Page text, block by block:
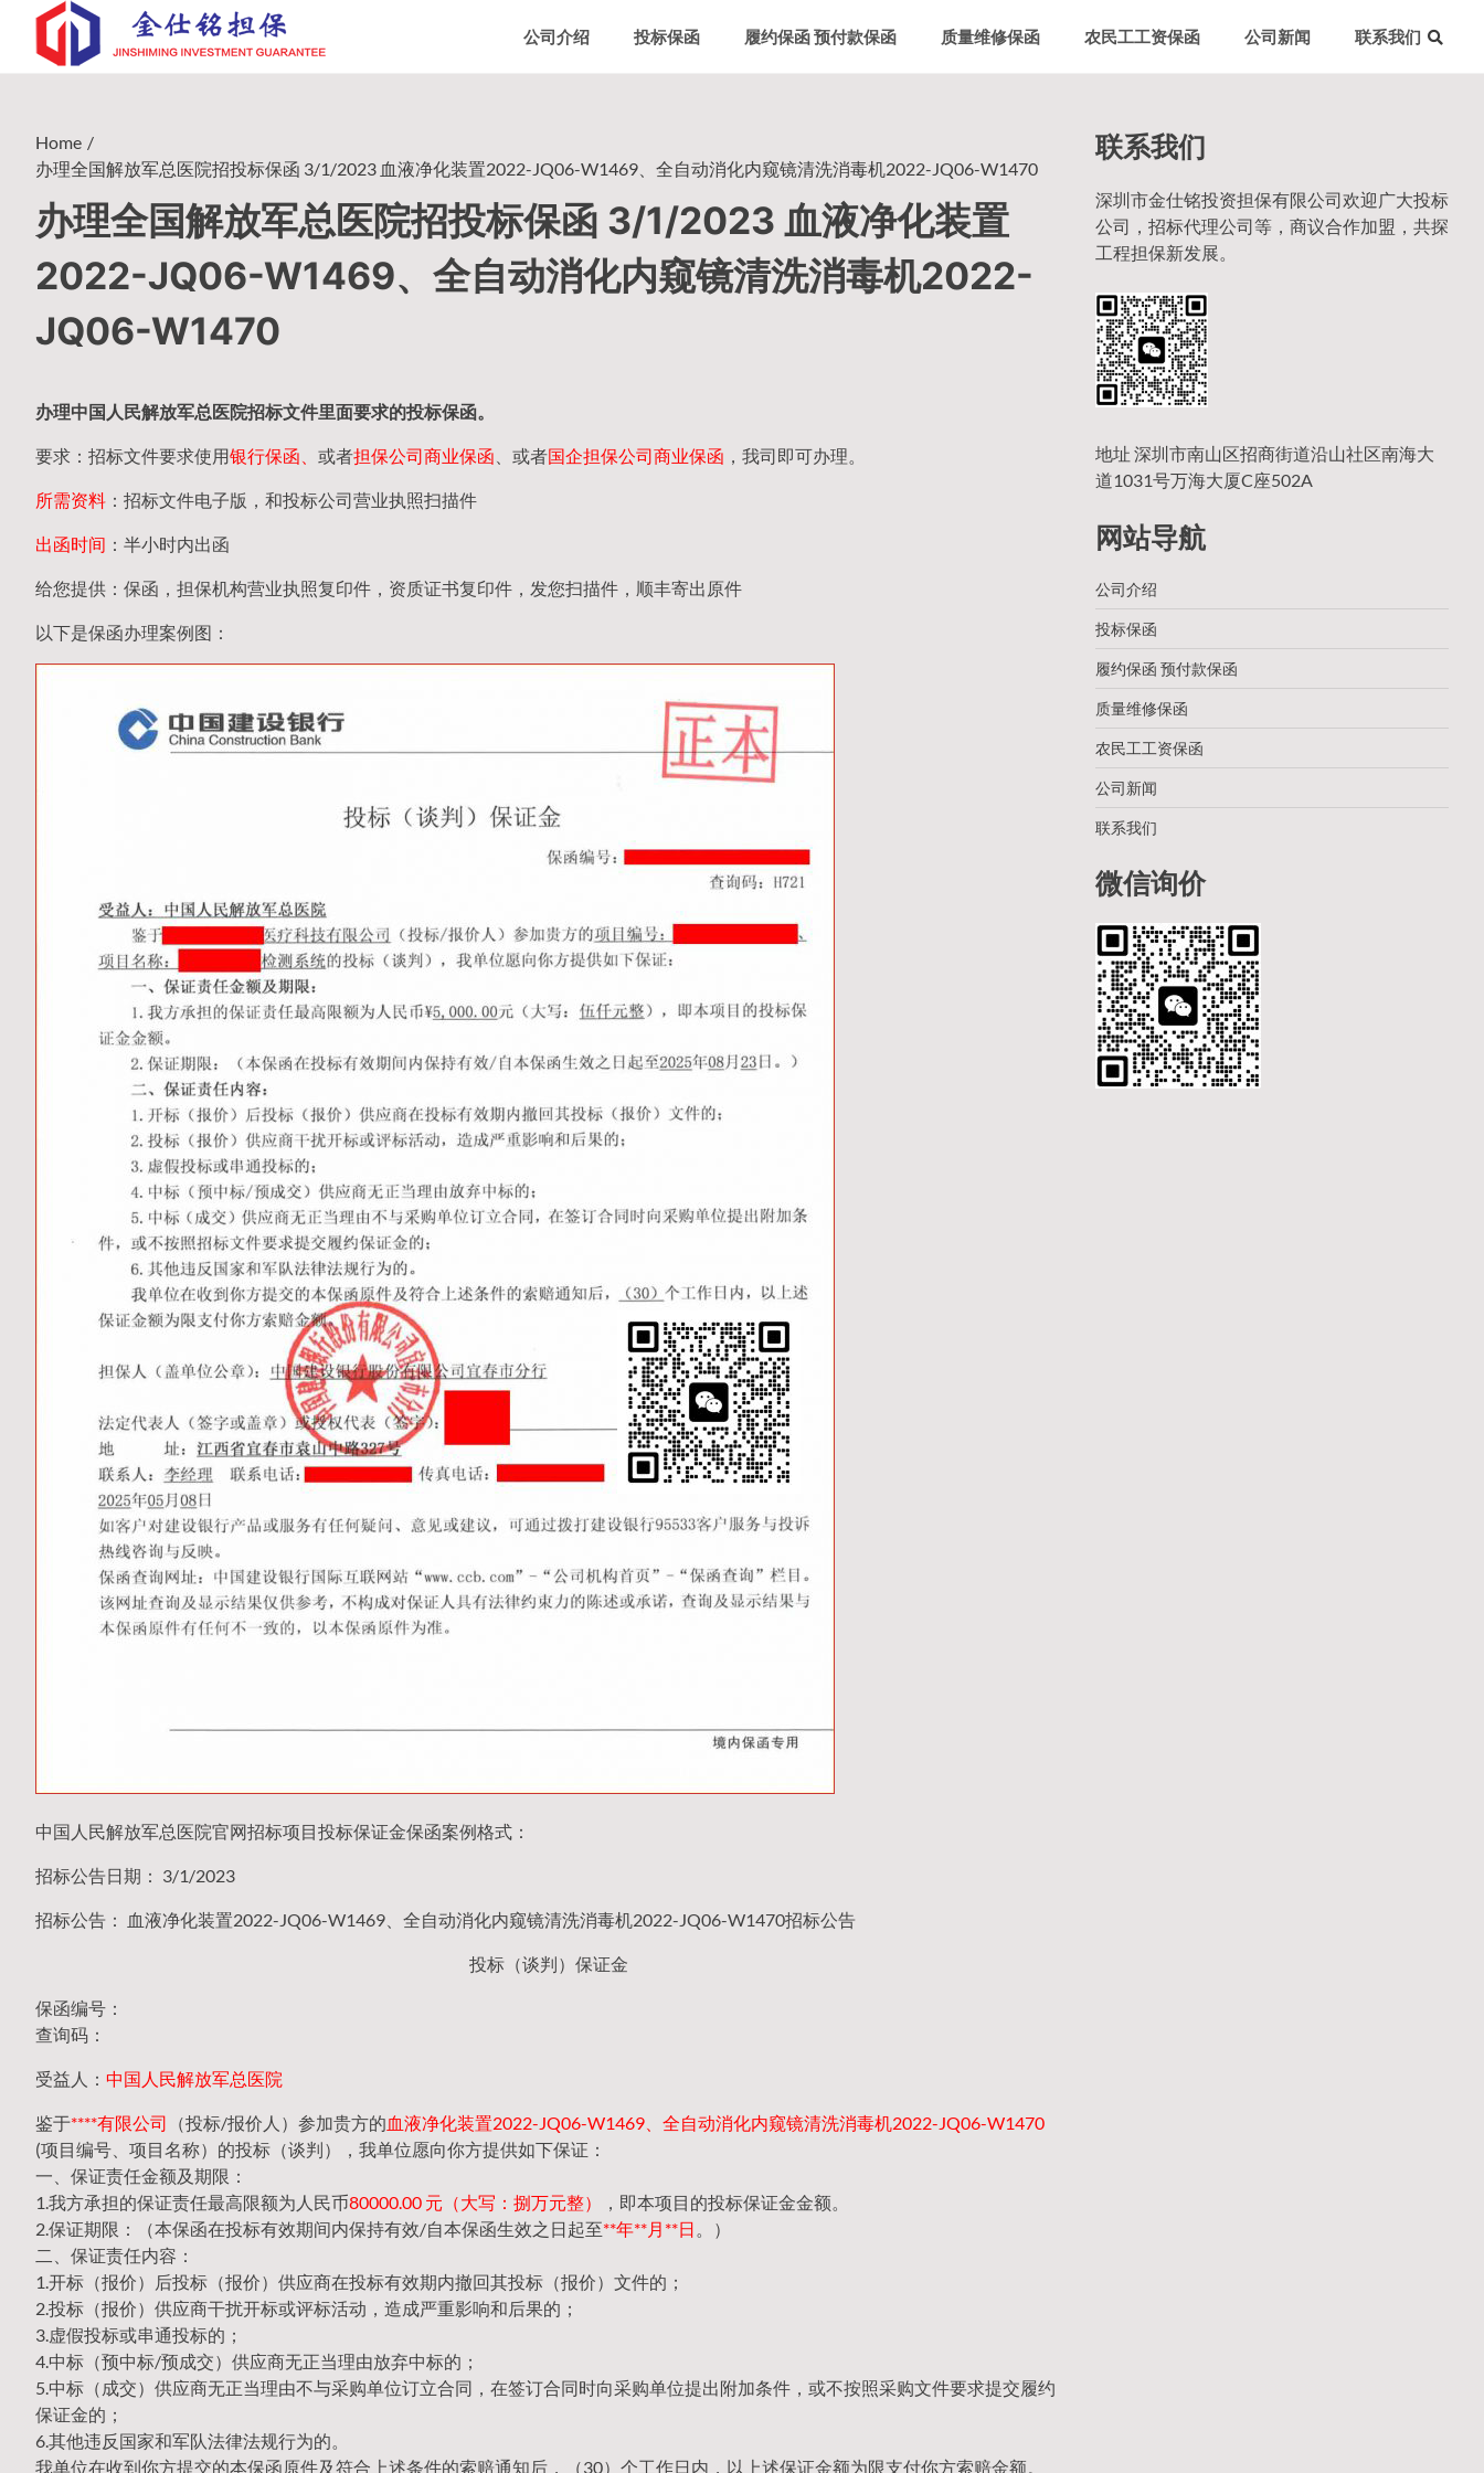
content
公司介绍 投标保函 履约保函 预付款保函 质量维修保函 农民工工资保函 公司新闻 联系我们
Home
办理全国解放军总医院招投标保函 3/1/2023 血液净化装置2022-JQ06-W1469、全自动消化内窥镜清洗消毒机2022-JQ06-W1470
办理全国解放军总医院招投标保函 3/1/2023 血液净化装置
2022-JQ06-W1469、全自动消化内窥镜清洗消毒机2022-
JQ06-W1470
办理中国人民解放军总医院招标文件里面要求的投标保函。
要求：招标文件要求使用银行保函、 或者担保公司商业保函 、或者国企担保公司商业保函 ，我司即可办理。
所需资料 ：招标文件电子版，和投标公司营业执照扫描件
出函时间 ：半小时内出函
给您提供：保函，担保机构营业执照复印件，资质证书复印件，发您扫描件，顺丰寄出原件
以下是保函办理案例图：
中国人民解放军总医院官网招标项目投标保证金保函案例格式：
招标公告日期： 3/1/2023
招标公告： 血液净化装置2022-JQ06-W1469、全自动消化内窥镜清洗消毒机2022-JQ06-W1470招标公告
投标（谈判）保证金
保函编号：
查询码：
受益人： 中国人民解放军总医院
鉴于****有限公司 （投标/报价人）参加贵方的血液净化装置2022-JQ06-W1469、全自动消化内窥镜清洗消毒机2022-JQ06-W1470
(项目编号、项目名称）的投标（谈判），我单位愿向你方提供如下保证：
一、保证责任金额及期限：
1.我方承担的保证责任最高限额为人民币80000.00 元（大写：捌万元整）
，即本项目的投标保证金金额。
2.保证期限：（本保函在投标有效期间内保持有效/自本保函生效之日起至**年**月**日 。）
二、保证责任内容：
1.开标（报价）后投标（报价）供应商在投标有效期内撤回其投标（报价）文件的；
2.投标（报价）供应商干扰开标或评标活动，造成严重影响和后果的；
3.虚假投标或串通投标的；
4.中标（预中标/预成交）供应商无正当理由放弃中标的；
5.中标（成交）供应商无正当理由不与采购单位订立合同，在签订合同时向采购单位提出附加条件，或不按照采购文件要求提交履约
保证金的；
6.其他违反国家和军队法律法规行为的。
我单位在收到你方提交的本保函原件及符合上述条件的索赔通知后，（30）个工作日内，以上述保证金额为限支付你方索赔金额。
联系我们
深圳市金仕铭投资担保有限公司欢迎广大投标
公司，招标代理公司等，商议合作加盟，共探
工程担保新发展。
地址 深圳市南山区招商街道沿山社区南海大
道1031号万海大厦C座502A
网站导航
公司介绍
投标保函
履约保函 预付款保函
质量维修保函
农民工工资保函
公司新闻
联系我们
微信询价